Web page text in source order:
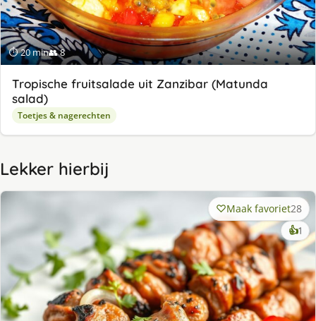
⏱ 20 min👥 8
Tropische fruitsalade uit Zanzibar (Matunda
salad)
Toetjes & nagerechten
Lekker hierbij
Maak favoriet28
👍1